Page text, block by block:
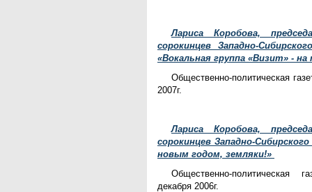
Лариса Коробова,
сорокинцев Западно-
«Вокальная группа «Визит» - на
Общественно-политическая
2007г.
Лариса Коробова,
сорокинцев Западно-
новым годом, земляки!»
Общественно-политическая
декабря 2006г.